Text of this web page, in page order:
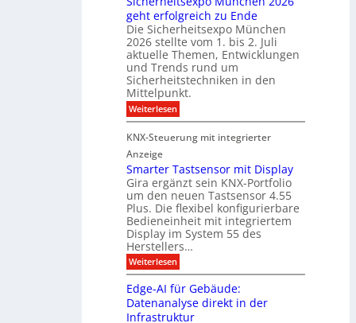
k
e
n
e
r
b
e
i
M
D
T
c
h
n
o
l
o
g
e
s
n
d
f
r
ü
h
e
s
t
e
k
e
n
n
u
n
g
m
i
t
a
k
a
b
a
e
r
ö
f
n
e
t
n
e
u
e
s
A
u
s
geht erfolgreich zu Ende
Die Sicherheitsexpo München
2026 stellte vom 1. bis 2. Juli
aktuelle Themen, Entwicklungen
und Trends rund um
Sicherheitstechniken in den
Mittelpunkt.
Weiterlesen:
S
c
e
r
h
e
i
t
s
e
x
p
o
M
ü
n
c
KNX-Steuerung mit integrierter
Anzeige
Smarter Tastsensor mit Display
Gira ergänzt sein KNX-Portfolio
um den neuen Tastsensor 4.55
Plus. Die flexibel konfigurierbare
Bedieneinheit mit integriertem
Display im System 55 des
Herstellers…
Weiterlesen:
S
m
a
r
t
Edge-AI für Gebäude:
Datenanalyse direkt in der
Infrastruktur